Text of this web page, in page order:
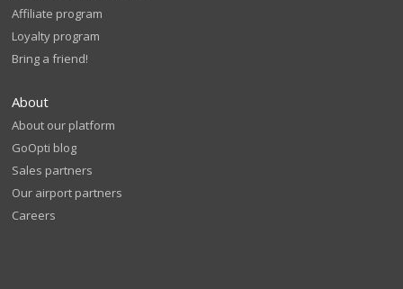
Affiliate program
Loyalty program
Bring a friend!
About
About our platform
GoOpti blog
Sales partners
Our airport partners
Careers